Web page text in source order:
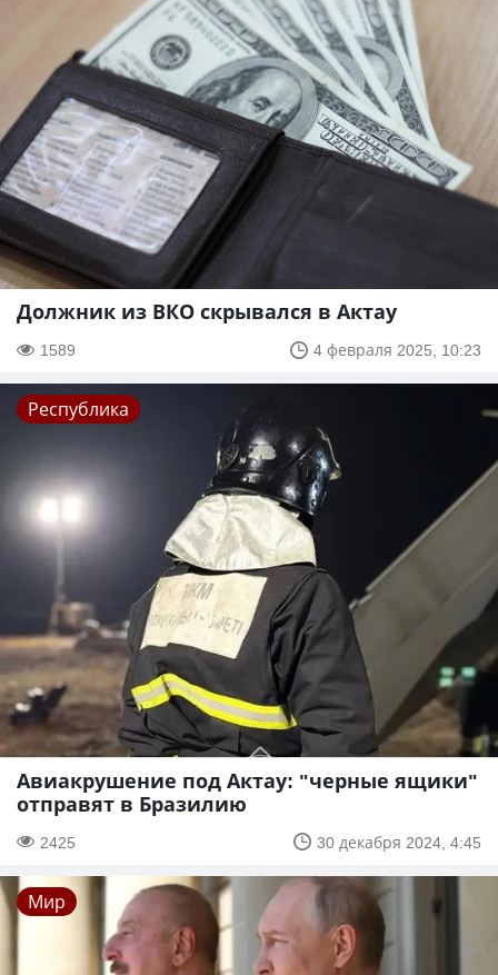
Должник из ВКО скрывался в Актау
1589 4 февраля 2025, 10:23
Республика
Авиакрушение под Актау: "черные ящики"
отправят в Бразилию
2425 30 декабря 2024, 4:45
Мир